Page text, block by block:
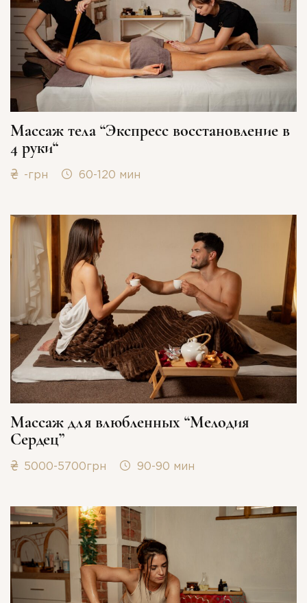
Массаж тела “Экспресс восстановление в
4 руки“
-грн 60-120 мин
Массаж для влюбленных “Мелодия
Сердец”
5000-5700грн 90-90 мин